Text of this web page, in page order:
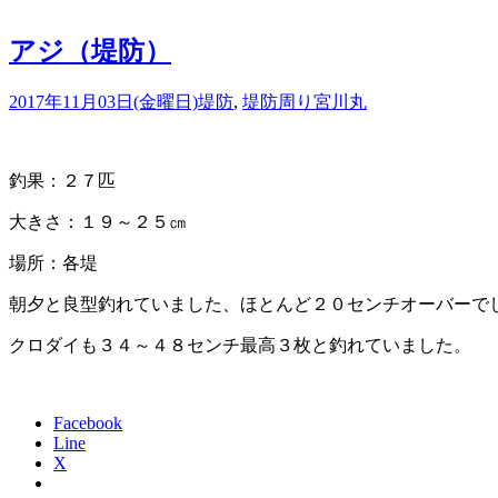
アジ（堤防）
2017年11月03日(金曜日)堤防, 堤防周り 宮川丸
釣果：２７匹
大きさ：１９～２５㎝
場所：各堤
朝夕と良型釣れていました、ほとんど２０センチオーバーで
クロダイも３４～４８センチ最高３枚と釣れていました。
Facebook
Line
X